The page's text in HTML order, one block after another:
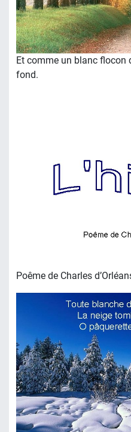
Et comme un blanc flocon
fond.
Poême de Charles